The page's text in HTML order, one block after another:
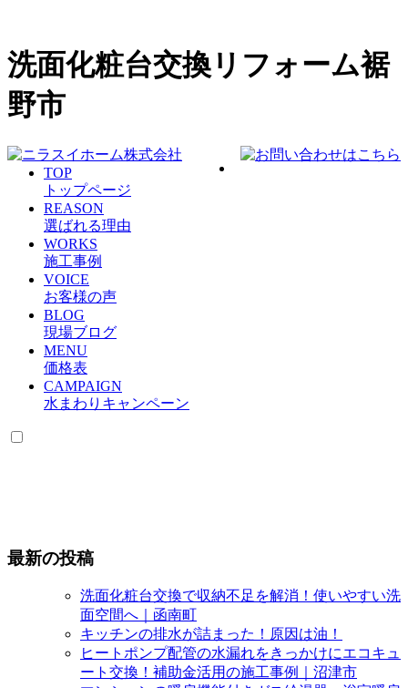
洗面化粧台交換リフォーム裾
野市
TOP
トップページ
REASON
選ばれる理由
WORKS
施工事例
VOICE
お客様の声
BLOG
現場ブログ
MENU
価格表
CAMPAIGN
水まわりキャンペーン
最新の投稿
洗面化粧台交換で収納不足を解消！使いやすい洗
面空間へ｜函南町
キッチンの排水が詰まった！原因は油！
ヒートポンプ配管の水漏れをきっかけにエコキュ
ート交換！補助金活用の施工事例｜沼津市